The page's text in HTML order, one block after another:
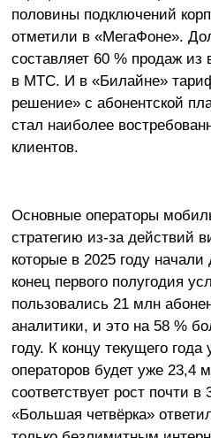
половины подключений
отметили в «МегаФоне».
составляет 60 % продаж
в МТС. И в «Билайне»
решение» с абонентской
стал наиболее
клиентов.
Основные операторы
стратегию из-за действий
которые в 2025 году
конец первого полугодия
пользовались 21 млн
аналитики, и это на 58 %
году. К концу текущего
операторов будет уже 23,4
соответствует рост почти в
«Большая четвёрка»